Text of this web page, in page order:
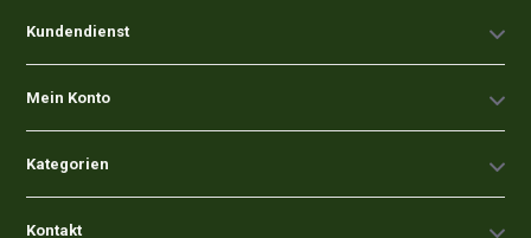
Kundendienst
Mein Konto
Kategorien
Kontakt